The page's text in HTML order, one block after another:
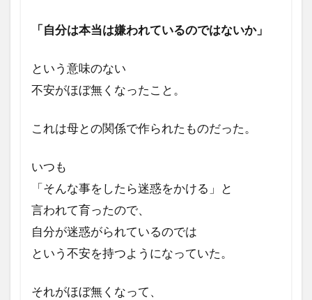
か？
「自分は本当は嫌われているのではないか」
という意味のない
不安がほぼ無くなったこと。
これは母との関係で作られたものだった。
いつも
「そんな事をしたら迷惑をかける」と
言われて育ったので、
自分が迷惑がられているのでは
という不安を持つようになっていた。
それがほぼ無くなって、